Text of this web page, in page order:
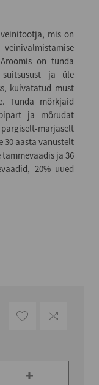
mis on
on tunda
ja üle
kuivatatud must
Tunda mõrkjaid
ja mõrudat
marjaselt
30 aasta vanustelt
ja 36
20% uued